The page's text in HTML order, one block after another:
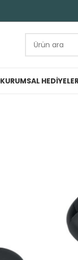
KURUMSAL